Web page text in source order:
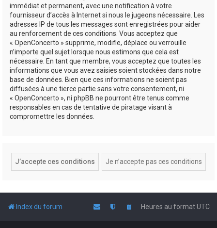
immédiat et permanent, avec une notification à votre
fournisseur d’accès à Internet si nous le jugeons nécessaire. Les
adresses IP de tous les messages sont enregistrées pour aider
au renforcement de ces conditions. Vous acceptez que
« OpenConcerto » supprime, modifie, déplace ou verrouille
n’importe quel sujet lorsque nous estimons que cela est
nécessaire. En tant que membre, vous acceptez que toutes les
informations que vous avez saisies soient stockées dans notre
base de données. Bien que ces informations ne soient pas
diffusées à une tierce partie sans votre consentement, ni
« OpenConcerto », ni phpBB ne pourront être tenus comme
responsables en cas de tentative de piratage visant à
compromettre les données.
Index du forum Heures au formatUTC